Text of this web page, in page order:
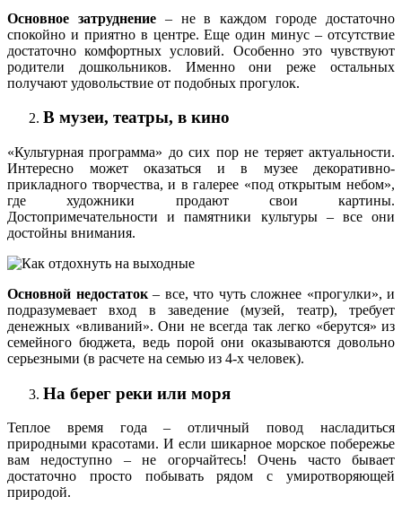
Основное затруднение– не в каждом городе достаточно
спокойно и приятно в центре. Еще один минус – отсутствие
достаточно комфортных условий. Особенно это чувствуют
родители дошкольников. Именно они реже остальных
получают удовольствие от подобных прогулок.
В музеи, театры, в кино
«Культурная программа» до сих пор не теряет актуальности.
Интересно может оказаться и в музее декоративно-
прикладного творчества, и в галерее «под открытым небом»,
где художники продают свои картины.
Достопримечательности и памятники культуры – все они
достойны внимания.
Основной недостаток– все, что чуть сложнее «прогулки», и
подразумевает вход в заведение (музей, театр), требует
денежных «вливаний». Они не всегда так легко «берутся» из
семейного бюджета, ведь порой они оказываются довольно
серьезными (в расчете на семью из 4-х человек).
На берег реки или моря
Теплое время года – отличный повод насладиться
природными красотами. И если шикарное морское побережье
вам недоступно – не огорчайтесь! Очень часто бывает
достаточно просто побывать рядом с умиротворяющей
природой.